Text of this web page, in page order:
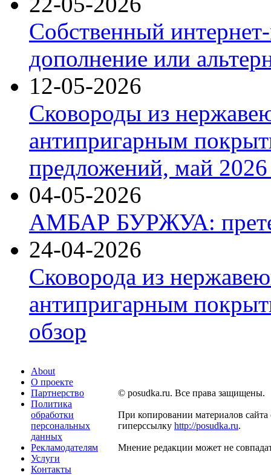
Собственный
дополнение или
12-05-2026
Сковороды из
антипригарным
предложений, май 2026
04-05-2026
АМБАР БУРЖУА:
24-04-2026
Сковорода из
антипригарным
обзор
About
О проекте
Партнерство
Политика
обработки
персональных
данных
Рекламодателям
Услуги
Контакты
© posudka.ru. Все права защищены.
При копировании материалов сайта
гиперссылку http://posudka.ru.
Мнение редакции может не